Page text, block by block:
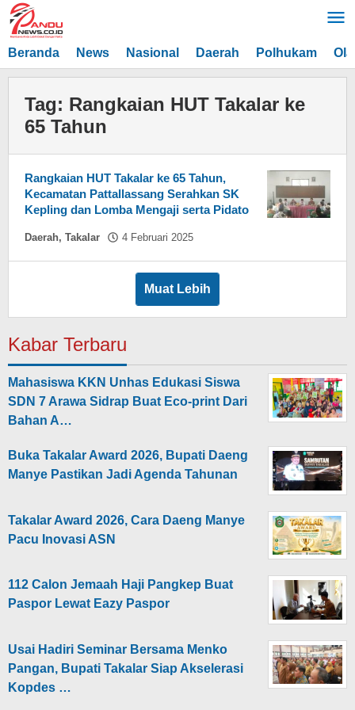
Lewati
ke
konten
Beranda News Nasional Daerah Polhukam
Tag: Rangkaian HUT Takalar ke
65 Tahun
Rangkaian HUT Takalar ke 65 Tahun,
Kecamatan Pattallassang Serahkan SK
Kepling dan Lomba Mengaji serta Pidato
Daerah, Takalar 4 Februari 2025
Muat Lebih
Kabar Terbaru
Mahasiswa KKN Unhas Edukasi Siswa
SDN 7 Arawa Sidrap Buat Eco-print Dari
Bahan A…
Buka Takalar Award 2026, Bupati Daeng
Manye Pastikan Jadi Agenda Tahunan
Takalar Award 2026, Cara Daeng Manye
Pacu Inovasi ASN
112 Calon Jemaah Haji Pangkep Buat
Paspor Lewat Eazy Paspor
Usai Hadiri Seminar Bersama Menko
Pangan, Bupati Takalar Siap Akselerasi
Kopdes …